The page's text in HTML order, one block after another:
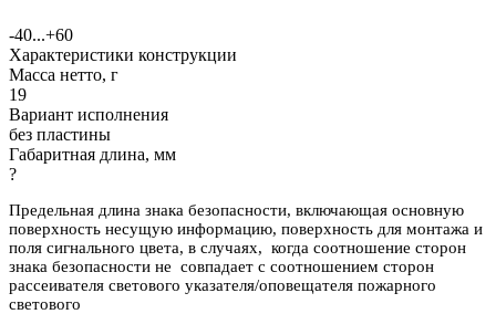
-40...+60
Характеристики конструкции
Масса нетто, г
19
Вариант исполнения
без пластины
Габаритная длина, мм
?
Предельная длина знака безопасности, включающая основную
поверхность несущую информацию, поверхность для монтажа и
поля сигнального цвета, в случаях, когда соотношение сторон
знака безопасности не совпадает с соотношением сторон
рассеивателя светового указателя/оповещателя пожарного
светового